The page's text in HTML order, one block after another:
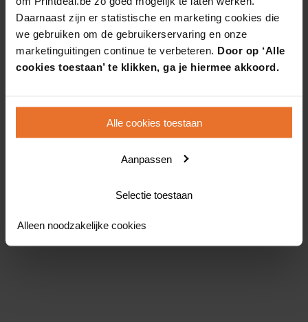
Daarnaast zijn er statistische en marketing cookies die
we gebruiken om de gebruikerservaring en onze
marketinguitingen continue te verbeteren. Door op ‘Alle
cookies toestaan’ te klikken, ga je hiermee akkoord.
Alle cookies toestaan
Aanpassen
Selectie toestaan
Alleen noodzakelijke cookies